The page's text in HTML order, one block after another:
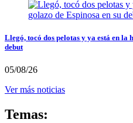
Llegó, tocó dos pelotas y ya está en la
debut
05/08/26
Ver más noticias
Temas: